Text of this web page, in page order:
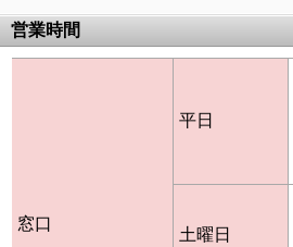
営業時間
窓口
平日
土曜日